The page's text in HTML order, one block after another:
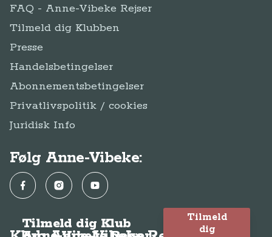
FAQ - Anne-Vibeke Rejser
Tilmeld dig Klubben
Presse
Handelsbetingelser
Abonnementsbetingelser
Privatlivspolitik / cookies
Juridisk Info
Følg Anne-Vibeke:
FacebookInstagramYouTube
Tilmeld dig Klub
Tilmeld
dig